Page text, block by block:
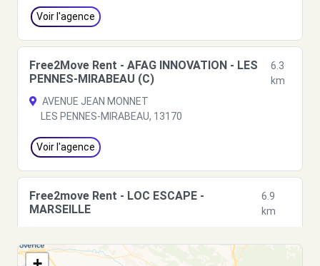
Voir l'agence
Free2Move Rent - AFAG INNOVATION - LES
PENNES-MIRABEAU (C)
6.3
km
AVENUE JEAN MONNET
LES PENNES-MIRABEAU, 13170
Voir l'agence
Free2move Rent - LOC ESCAPE -
MARSEILLE
6.9
km
MARSEILLE, 13014